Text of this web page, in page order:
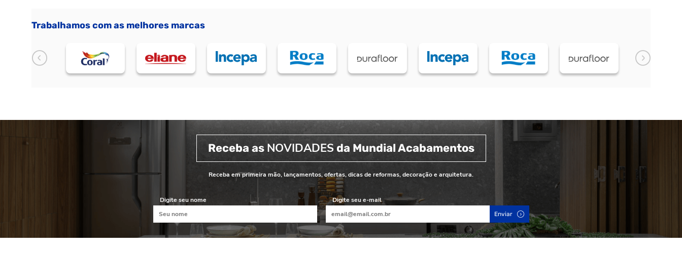
Trabalhamos com as melhores marcas
Receba asNOVIDADES da Mundial Acabamentos
Receba em primeira mão, lançamentos, ofertas, dicas de reformas, decoração e arquitetura.
Digite seu nome Digite seu e-mail
Enviar